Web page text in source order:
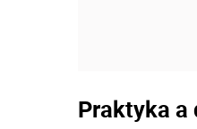
Praktyka a